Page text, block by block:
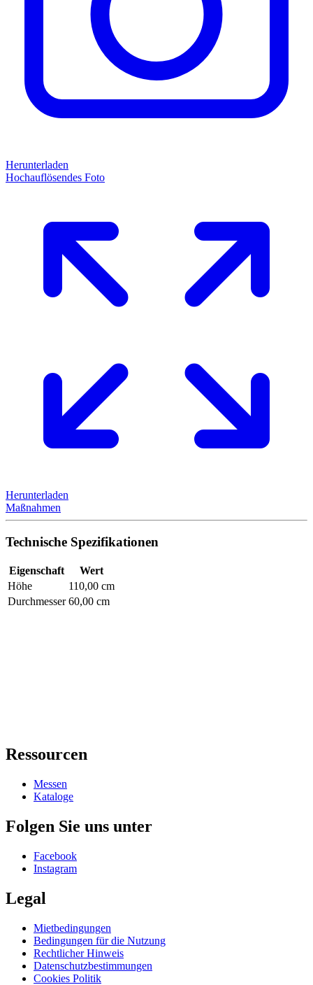
Herunterladen
Hochauflösendes Foto
Herunterladen
Maßnahmen
Technische Spezifikationen
Eigenschaft
Wert
Höhe
110,00 cm
Durchmesser 60,00 cm
Ressourcen
Messen
Kataloge
Folgen Sie uns unter
Facebook
Instagram
Legal
Mietbedingungen
Bedingungen für die Nutzung
Rechtlicher Hinweis
Datenschutzbestimmungen
Cookies Politik